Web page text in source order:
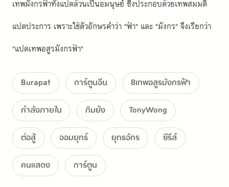
เทพมังกรฟ้าทั้งแปดล้วนเป็นอมนุษย์ ซึ่งประกอบด้วยเทพสมมติ
แปดประการ เพราะใช้ตัวอักษรคำว่า "ฟ้า" และ "มังกร" จึงเรียกว่า
"แปดเทพอสูรมังกรฟ้า"
Burapat การ์ตูนจีน
8เทพอสูรมังกรฟ้า
กำลังภายใน
กิมย้ง
TonyWong
ต่อสู้
จอมยุทธ์ ยุทธจักร
ซีรีส์
คนแสดง
การ์ตูน